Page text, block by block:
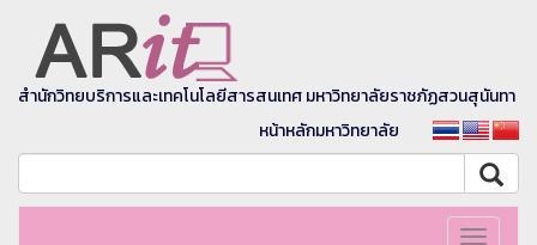
สำนักวิทยบริการและเทคโนโลยีสารสนเทศ มหาวิทยาลัยราชภัฏสวนสุนันทา
หน้าหลักมหาวิทยาลัย
Toggle